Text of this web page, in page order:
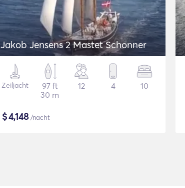
Jakob Jensens 2 Mastet Schonner
Zeiljacht
97 ft
30 m
12 4 10
$4,148/nacht